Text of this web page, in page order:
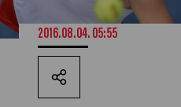
MOB
Kettőskarrier-
2016.08.04. 05:55